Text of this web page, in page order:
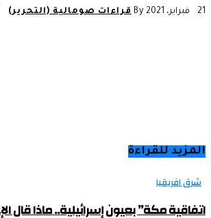
21 فبراير، 2021 By قراءات صومالية (التحرير)
المزيد للقراءة
شرق افريقيا
اتفاقية مكة” بعيون إسرائيلية.. ماذا قال